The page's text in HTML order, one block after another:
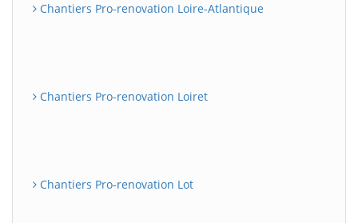
Chantiers Pro-renovation Loire-Atlantique
Chantiers Pro-renovation Loiret
Chantiers Pro-renovation Lot